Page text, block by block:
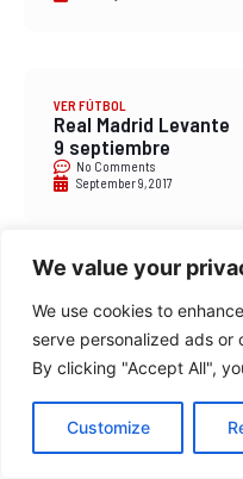
We value your
We use cookies to
serve personalized ads
By clicking "Accept All",
Customize
VER FÚTBOL
Real Madrid Levante
9 septiembre
No Comments
September 9, 2017
Ver en directo Molde
– Sevilla online
gratis
No Comments